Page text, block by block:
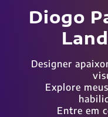
Diogo
Designer
Explore
Entre em